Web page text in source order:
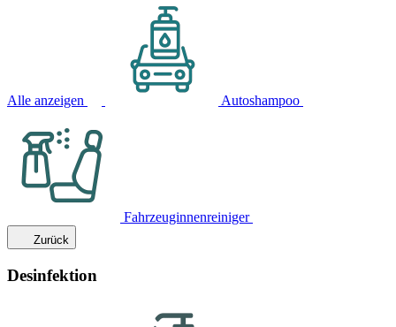
Alle anzeigen Autoshampoo
Fahrzeuginnenreiniger
Zurück
Desinfektion